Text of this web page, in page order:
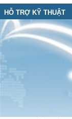
HỖ TRỢ KỸ THUẬT